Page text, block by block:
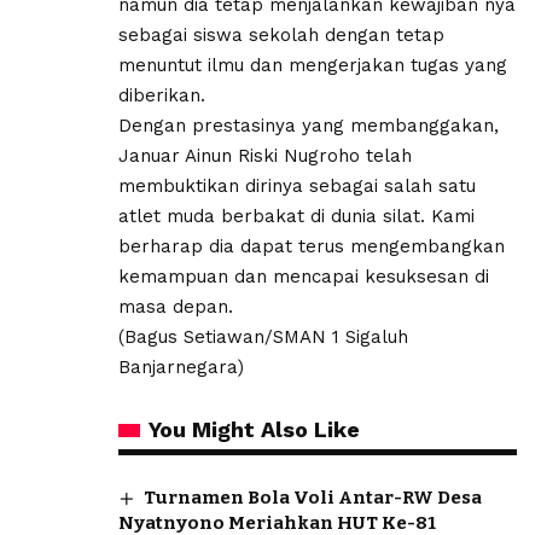
namun dia tetap menjalankan kewajiban nya
sebagai siswa sekolah dengan tetap
menuntut ilmu dan mengerjakan tugas yang
diberikan.
Dengan prestasinya yang membanggakan,
Januar Ainun Riski Nugroho telah
membuktikan dirinya sebagai salah satu
atlet muda berbakat di dunia silat. Kami
berharap dia dapat terus mengembangkan
kemampuan dan mencapai kesuksesan di
masa depan.
(Bagus Setiawan/SMAN 1 Sigaluh
Banjarnegara)
You Might Also Like
Turnamen Bola Voli Antar-RW Desa
Nyatnyono Meriahkan HUT Ke-81